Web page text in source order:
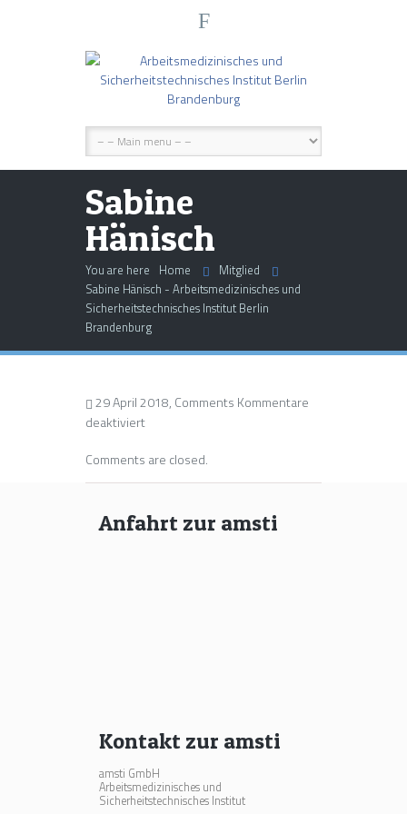
F
Sabine
Hänisch
You are here Home
Mitglied
Sabine Hänisch - Arbeitsmedizinisches und
Sicherheitstechnisches Institut Berlin
Brandenburg
29 April 2018, Comments Kommentare
deaktiviertfür
Hänisch
Fachkraft
psychosoziale
Comments are closed.
Anfahrt zur amsti
Kontakt zur amsti
amsti GmbH
Arbeitsmedizinisches und
Sicherheitstechnisches Institut